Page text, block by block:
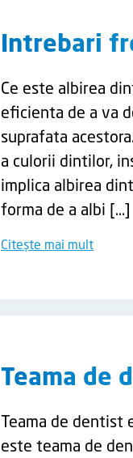
Intrebari
Ce este albirea
eficienta de a va
suprafata
a culorii dintilor,
implica albirea
forma de a albi […]
Citește mai mult
Teama de
Teama de dentist
este teama de